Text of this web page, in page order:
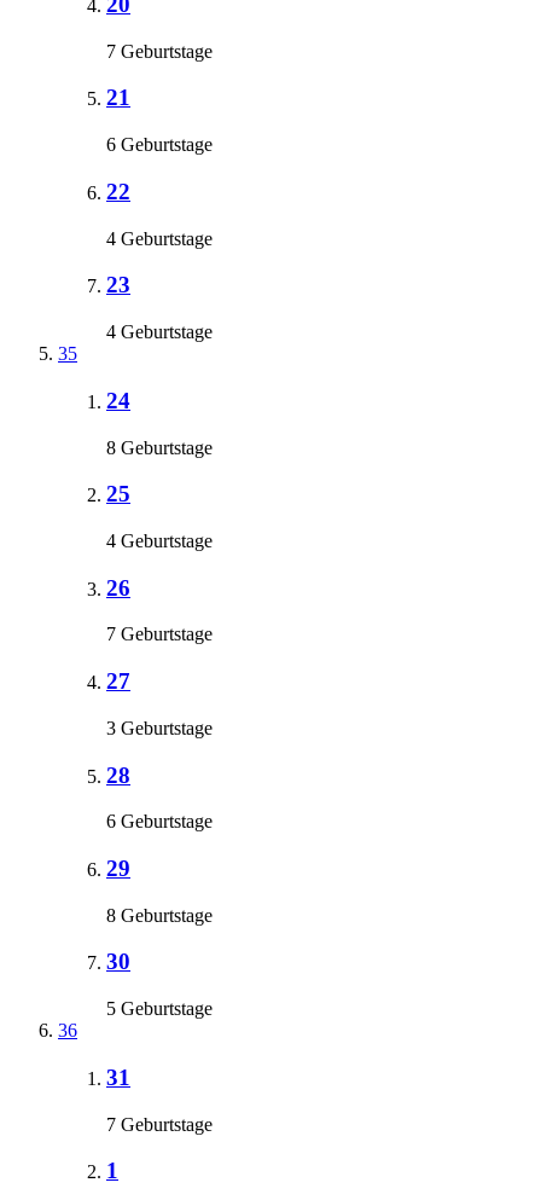
7 Geburtstage
21
6 Geburtstage
22
4 Geburtstage
23
4 Geburtstage
35
24
8 Geburtstage
25
4 Geburtstage
26
7 Geburtstage
27
3 Geburtstage
28
6 Geburtstage
29
8 Geburtstage
30
5 Geburtstage
36
31
7 Geburtstage
1